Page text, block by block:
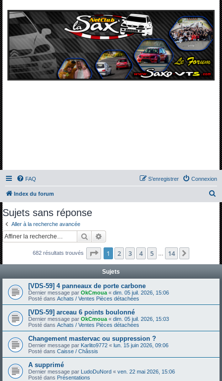
FAQ Connexion
S’enregistrer
Index du forum
c
Sujets sans réponse
Aller à la recherche avancée
Rechercher
682 résultats trouvés Page 1sur14
1 2 3 4 5 14
Sujets
[VDS-59] 4 panneaux de porte carbone
Dernier message par OkCmoua « dim. 05 juil. 2026, 15:06
Posté dans Achats / Ventes Pièces détachées
[VDS-59] arceau 6 points boulonné
Dernier message par OkCmoua « dim. 05 juil. 2026, 15:03
Posté dans Achats / Ventes Pièces détachées
Changement mastervac ou suppression ?
Dernier message par Karlito9772 « lun. 15 juin 2026, 09:06
Posté dans Caisse / Châssis
A supprimé
Dernier message par LudoDuNord « ven. 22 mai 2026, 15:06
Posté dans Présentations